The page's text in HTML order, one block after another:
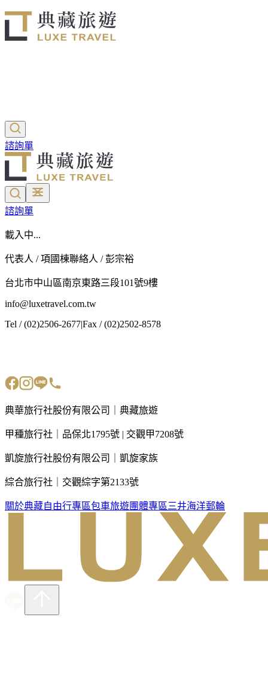
諮詢單
諮詢單
載入中...
代表人 / 項國棟聯絡人 / 彭宗裕
台北市中山區南京東路三段101號9樓
info@luxetravel.com.tw
Tel / (02)2506-2677|Fax / (02)2502-8578
典華旅行社股份有限公司｜典藏旅遊
甲種旅行社｜品保北1795號 | 交觀甲7208號
凱旋旅行社股份有限公司｜凱旋家族
綜合旅行社｜交觀綜字第2133號
關於典藏自由行專區包車旅遊團體專區 三井海洋郵輪